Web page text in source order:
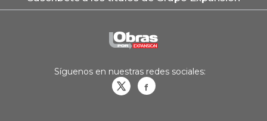
Síguenos en nuestras redes sociales: